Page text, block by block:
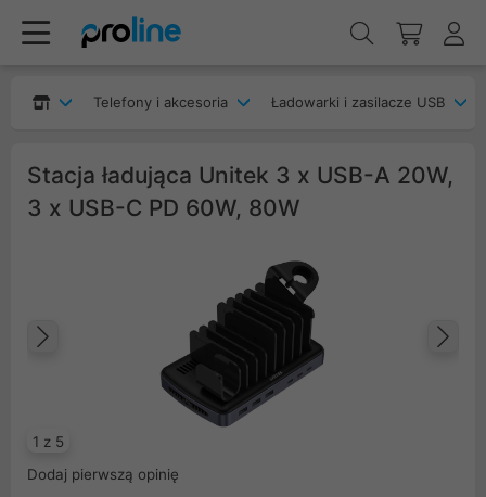
Telefony i akcesoria Ładowarki i zasilacze USB
Stacja ładująca Unitek 3 x USB-A 20W,
3 x USB-C PD 60W, 80W
1 z 5
Poprzedni
Dodaj pierwszą opinię